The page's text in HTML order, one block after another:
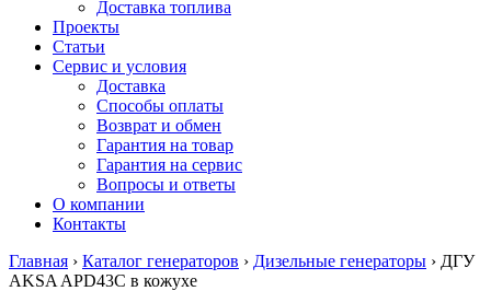
Доставка топлива
Проекты
Статьи
Сервис и условия
Доставка
Способы оплаты
Возврат и обмен
Гарантия на товар
Гарантия на сервис
Вопросы и ответы
О компании
Контакты
Главная › Каталог генераторов › Дизельные генераторы › ДГУ
AKSA APD43C в кожухе